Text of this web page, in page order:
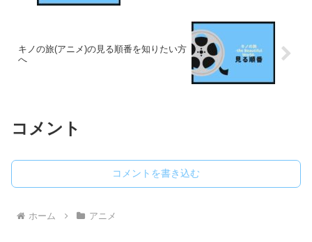
キノの旅(アニメ)の見る順番を知りたい方
へ
コメント
コメントを書き込む
ホーム アニメ